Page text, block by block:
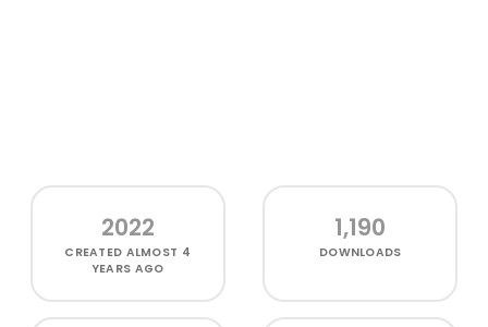
2022
CREATED ALMOST 4
YEARS AGO
1,190
DOWNLOADS